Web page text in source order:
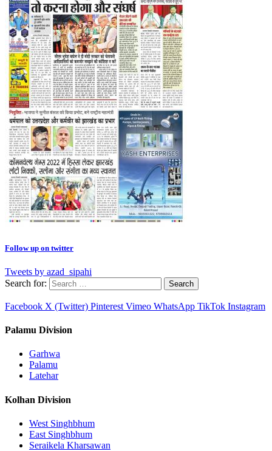
Follow up on twitter
Tweets by azad_sipahi
Search for:
Facebook X (Twitter) Pinterest Vimeo WhatsApp TikTok Instagram
Palamu Division
Garhwa
Palamu
Latehar
Kolhan Division
West Singhbhum
East Singhbhum
Seraikela Kharsawan